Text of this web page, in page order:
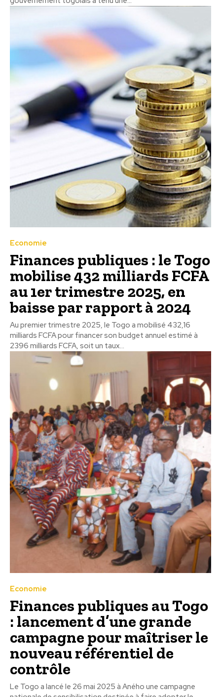
Economie
Finances publiques : le Togo
mobilise 432 milliards FCFA
au 1er trimestre 2025, en
baisse par rapport à 2024
Au premier trimestre 2025, le Togo a mobilisé 432,16
milliards FCFA pour financer son budget annuel estimé à
2396 milliards FCFA, soit un taux...
Economie
Finances publiques au Togo
: lancement d’une grande
campagne pour maîtriser le
nouveau référentiel de
contrôle
Le Togo a lancé le 26 mai 2025 à Aného une campagne